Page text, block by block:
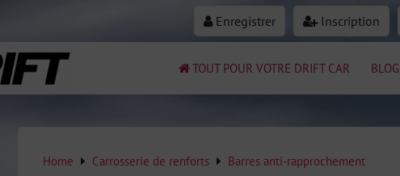
Enregistrer Inscription
TOUT POUR VOTRE DRIFT CAR BLOG
Home Carrosserie de renforts Barres anti-rapprochement